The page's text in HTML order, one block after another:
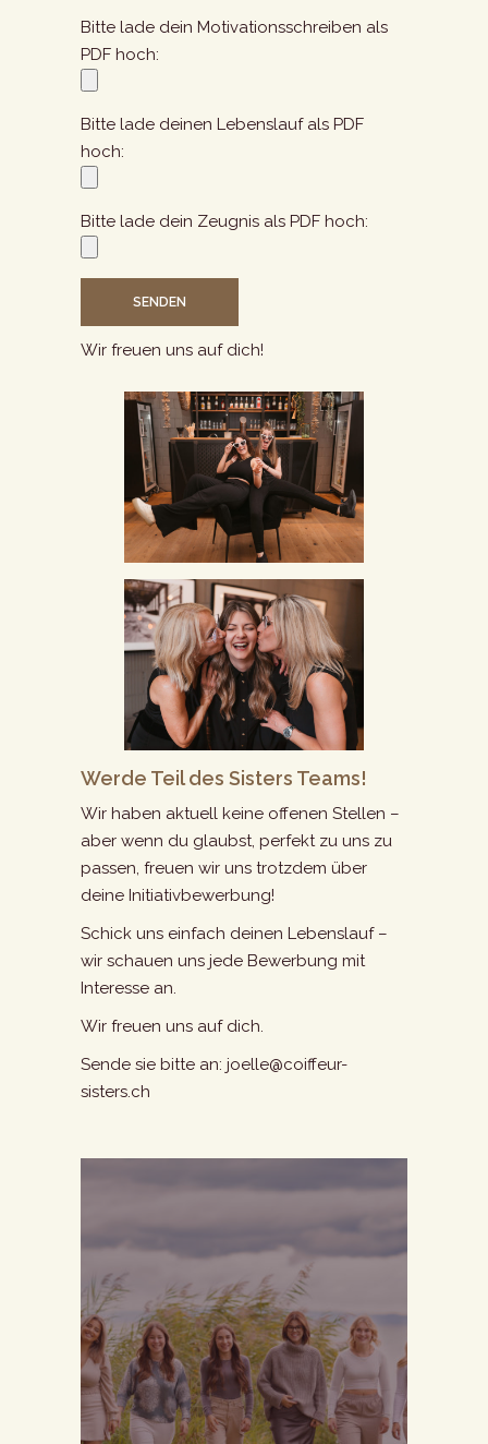
Bitte lade dein Motivationsschreiben als
PDF hoch:
Bitte lade deinen Lebenslauf als PDF
hoch:
Bitte lade dein Zeugnis als PDF hoch:
Wir freuen uns auf dich!
Werde Teil des Sisters Teams!
Wir haben aktuell keine offenen Stellen –
aber wenn du glaubst, perfekt zu uns zu
passen, freuen wir uns trotzdem über
deine Initiativbewerbung!
Schick uns einfach deinen Lebenslauf –
wir schauen uns jede Bewerbung mit
Interesse an.
Wir freuen uns auf dich.
Sende sie bitte an: joelle@coiffeur-
sisters.ch